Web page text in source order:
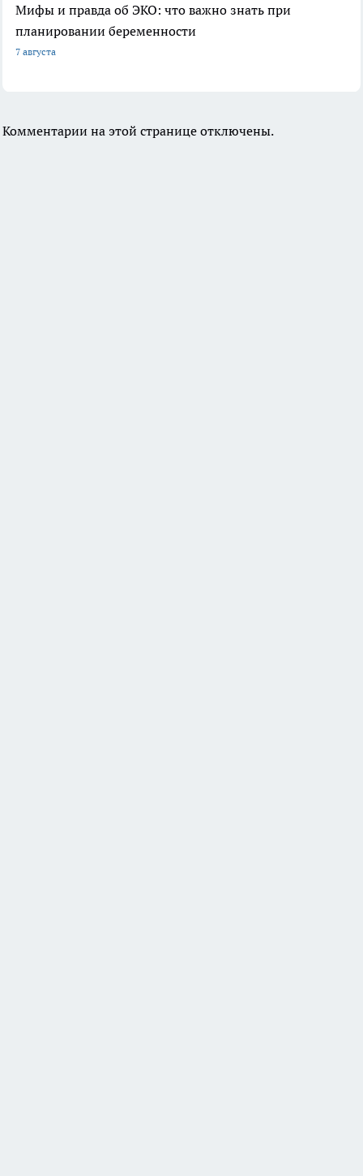
Мифы и правда об ЭКО: что важно знать при
планировании беременности
7 августа
Комментарии на этой странице отключены.